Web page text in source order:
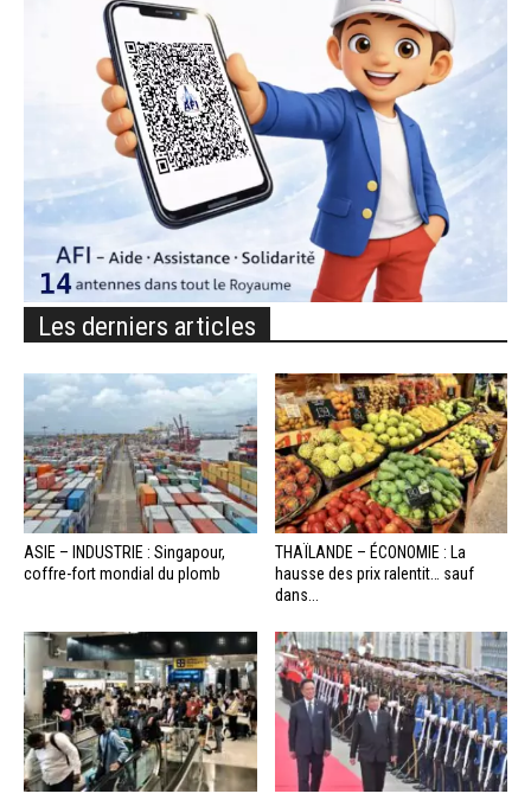
Les derniers articles
ASIE – INDUSTRIE : Singapour,
coffre-fort mondial du plomb
THAÏLANDE – ÉCONOMIE : La
hausse des prix ralentit… sauf
dans...